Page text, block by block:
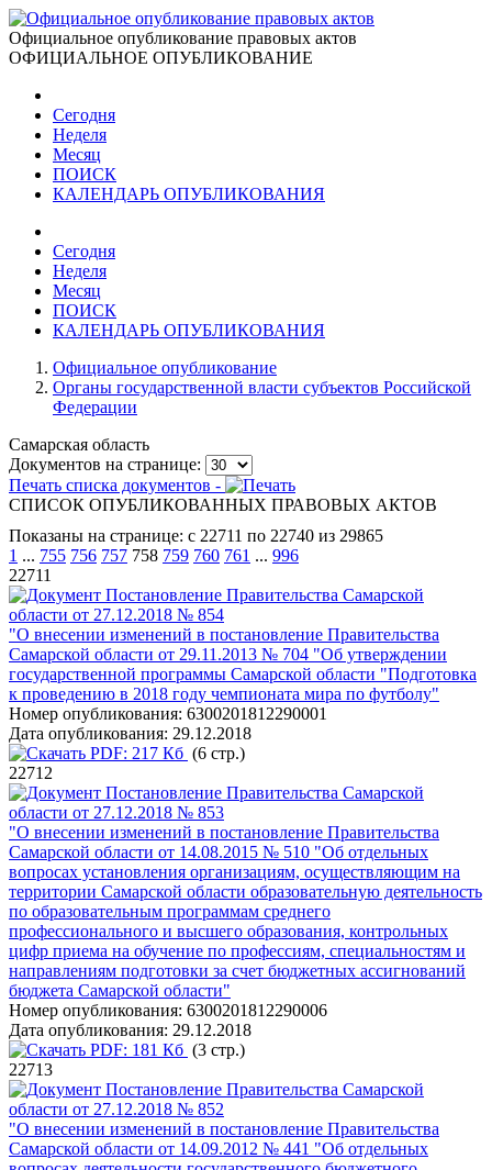
Официальное опубликование правовых актов
ОФИЦИАЛЬНОЕ ОПУБЛИКОВАНИЕ
Сегодня
Неделя
Месяц
ПОИСК
КАЛЕНДАРЬ ОПУБЛИКОВАНИЯ
Сегодня
Неделя
Месяц
ПОИСК
КАЛЕНДАРЬ ОПУБЛИКОВАНИЯ
Официальное опубликование
Органы государственной власти субъектов Российской
Федерации
Самарская область
Документов на странице:
Печать списка документов -
СПИСОК ОПУБЛИКОВАННЫХ ПРАВОВЫХ АКТОВ
Показаны на странице: с 22711 по 22740 из 29865
1 ... 755 756 757 758 759 760 761 ... 996
22711
Постановление Правительства Самарской
области от 27.12.2018 № 854
"О внесении изменений в постановление Правительства
Самарской области от 29.11.2013 № 704 "Об утверждении
государственной программы Самарской области "Подготовка
к проведению в 2018 году чемпионата мира по футболу"
Номер опубликования: 6300201812290001
Дата опубликования: 29.12.2018
PDF: 217 Кб (6 стр.)
22712
Постановление Правительства Самарской
области от 27.12.2018 № 853
"О внесении изменений в постановление Правительства
Самарской области от 14.08.2015 № 510 "Об отдельных
вопросах установления организациям, осуществляющим на
территории Самарской области образовательную деятельность
по образовательным программам среднего
профессионального и высшего образования, контрольных
цифр приема на обучение по профессиям, специальностям и
направлениям подготовки за счет бюджетных ассигнований
бюджета Самарской области"
Номер опубликования: 6300201812290006
Дата опубликования: 29.12.2018
PDF: 181 Кб (3 стр.)
22713
Постановление Правительства Самарской
области от 27.12.2018 № 852
"О внесении изменений в постановление Правительства
Самарской области от 14.09.2012 № 441 "Об отдельных